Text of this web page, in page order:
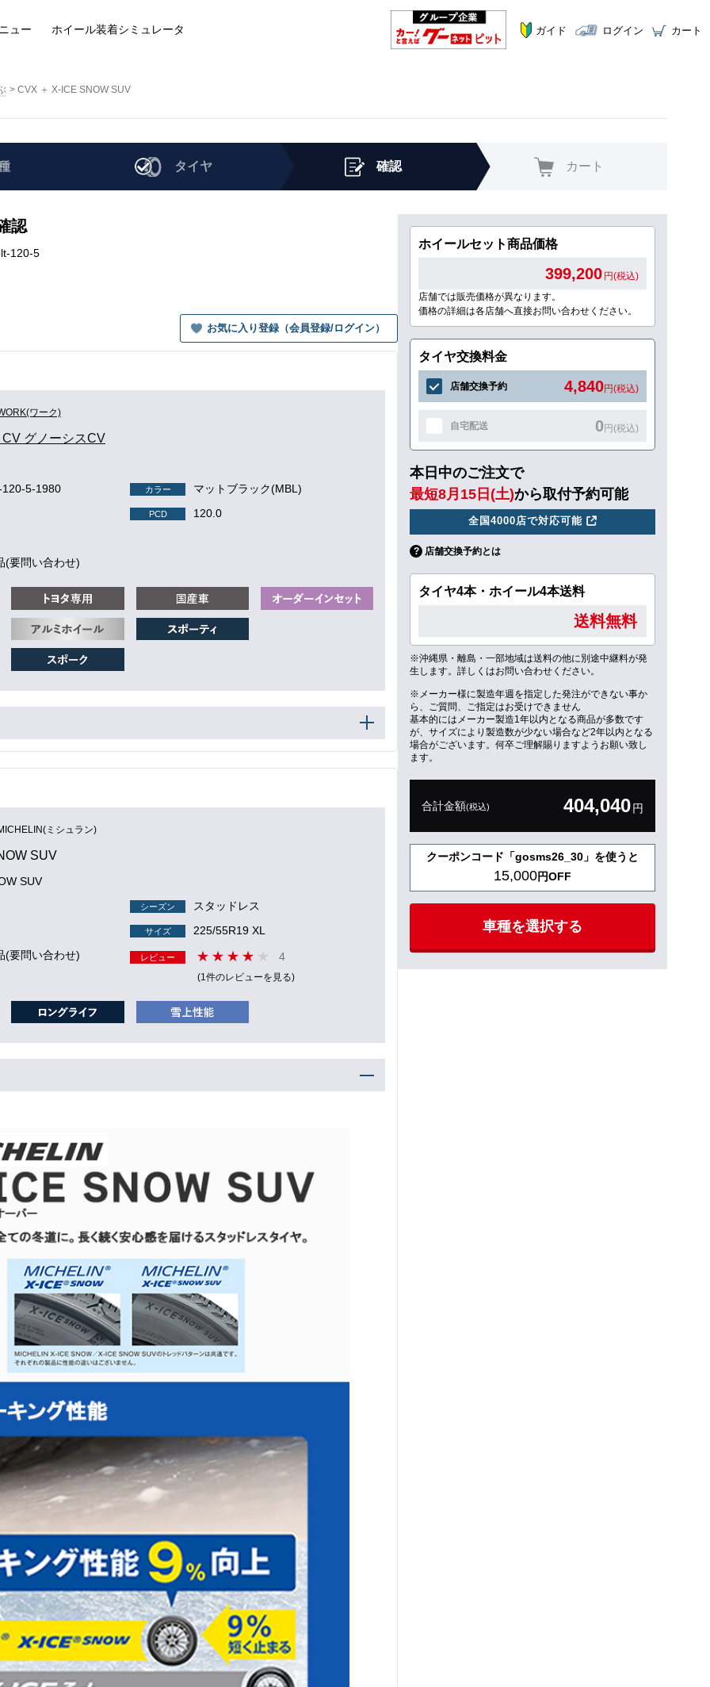
ュー ホイール装着シミュレータ ガイド ログイン カート
CVX ＋ X-ICE SNOW SUV
タイヤ 確認 カート
認
120-5
お気に入り登録（会員登録/ログイン）
ワーク)
グノーシスCV
5-1980 カラー マットブラック(MBL)
PCD 120.0
(要問い合わせ)
ミシュラン)
SUV
SUV
シーズン スタッドレス
サイズ
225/55R19 XL
(要問い合わせ)
レビュー 4
(1件のレビューを見る)
ホイールセット商品価格
399,200 円(税込)
店舗では販売価格が異なります。
価格の詳細は各店舗へ直接お問い合わせください。
タイヤ交換料金
店舗交換予約 4,840円(税込)
自宅配送 0円(税込)
本日中のご注文で
最短8月15日(土)から取付予約可能
全国4000店で対応可能
店舗交換予約とは
タイヤ4本・ホイール4本送料
送料無料
※沖縄県・離島・一部地域は送料の他に別途中継料が発
生します。詳しくはお問い合わせください。
※メーカー様に製造年週を指定した発注ができない事か
ら、ご質問、ご指定はお受けできません
基本的にはメーカー製造1年以内となる商品が多数です
が、サイズにより製造数が少ない場合など2年以内となる
場合がございます。何卒ご理解賜りますようお願い致し
ます。
合計金額(税込) 404,040円
クーポンコード「gosms26_30」を使うと
15,000円OFF
車種を選択する